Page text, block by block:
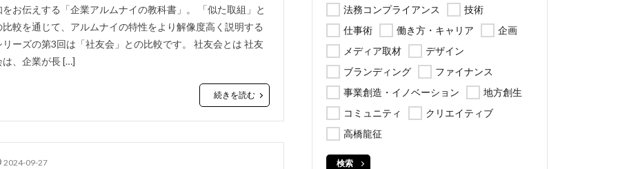
をお伝えする「企業アルムナイの教科書」。 「似た取組」と
比較を通じて、アルムナイの特性をより解像度高く説明する
リーズの第3回は「社友会」との比較です。 社友会とは 社友
は、企業が長 […]
続きを読む
2024-09-27
法務コンプライアンス
技術
仕事術
働き方・キャリア
企画
メディア取材
デザイン
ブランディング
ファイナンス
事業創造・イノベーション
地方創生
コミュニティ
クリエイティブ
高橋龍征
検索